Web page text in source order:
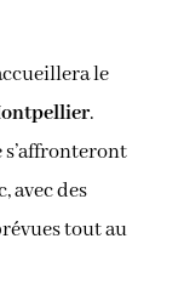
le
.
s’affronteront
avec des
tout au